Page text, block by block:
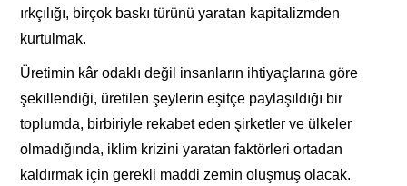
ırkçılığı, birçok baskı türünü yaratan kapitalizmden
kurtulmak.
Üretimin kâr odaklı değil insanların ihtiyaçlarına göre
şekillendiği, üretilen şeylerin eşitçe paylaşıldığı bir
toplumda, birbiriyle rekabet eden şirketler ve ülkeler
olmadığında, iklim krizini yaratan faktörleri ortadan
kaldırmak için gerekli maddi zemin oluşmuş olacak.